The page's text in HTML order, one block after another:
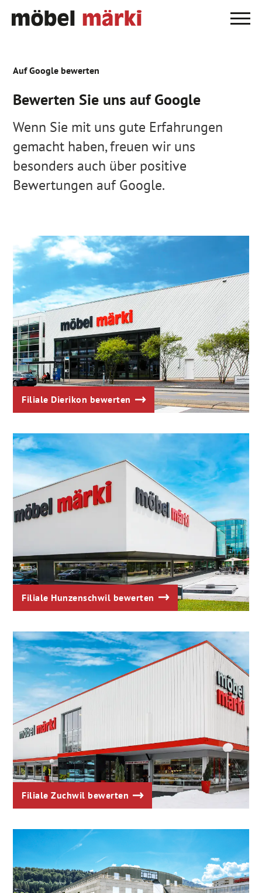
Auf Google bewerten
Bewerten Sie uns auf Google
Wenn Sie mit uns gute Erfahrungen
gemacht haben, freuen wir uns
besonders auch über positive
Bewertungen auf Google.
Filiale Dierikon bewerten
Filiale Hunzenschwil bewerten
Filiale Zuchwil bewerten